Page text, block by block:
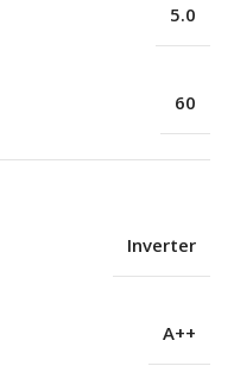
5.0
60
Inverter
A++